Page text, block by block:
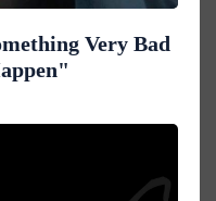
Very Bad